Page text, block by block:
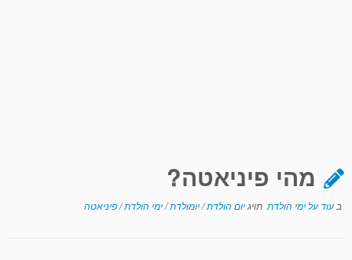
מהי פיניאטה?
ב עוד על ימי הולדת תויגיום הולדת/יומולדת/ימי הולדת/פיניאטה